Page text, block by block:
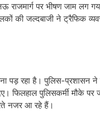
पर भीषण जाम लग
की जल्दबाजी ने ट्रैफिक
पड़ रहा है। पुलिस-प्रशासन
फिलहाल पुलिसकर्मी मौके
नजर आ रहे हैं।